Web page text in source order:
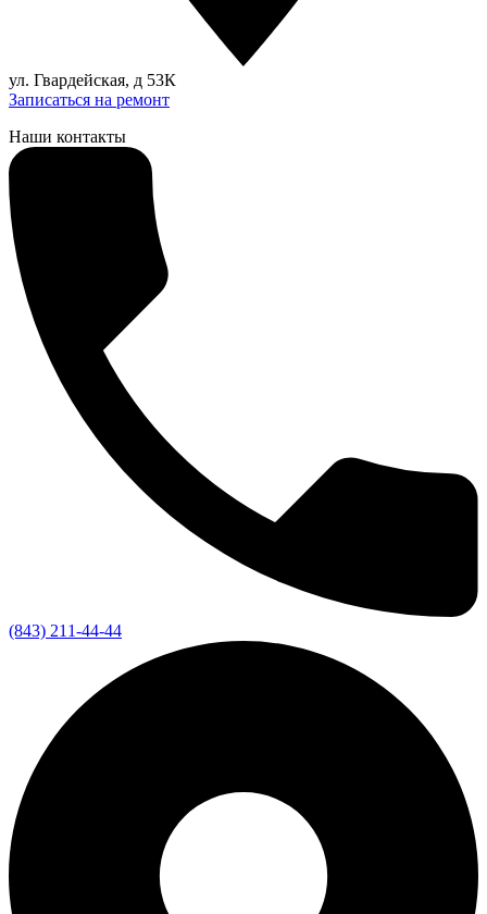
ул. Гвардейская, д 53К
Записаться на ремонт
Наши контакты
(843) 211-44-44